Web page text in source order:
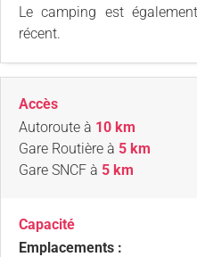
Le camping est
récent.
Accès
Autoroute à 10 km
Gare Routière à 5 km
Gare SNCF à 5 km
Capacité
Emplacements :